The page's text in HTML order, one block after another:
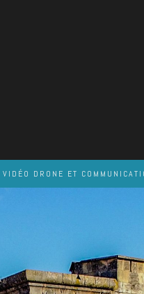
VIDÉO DRONE ET